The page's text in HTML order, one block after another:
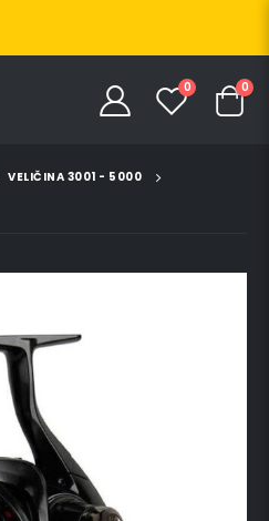
0 0
VELIČINA 3001 - 5000